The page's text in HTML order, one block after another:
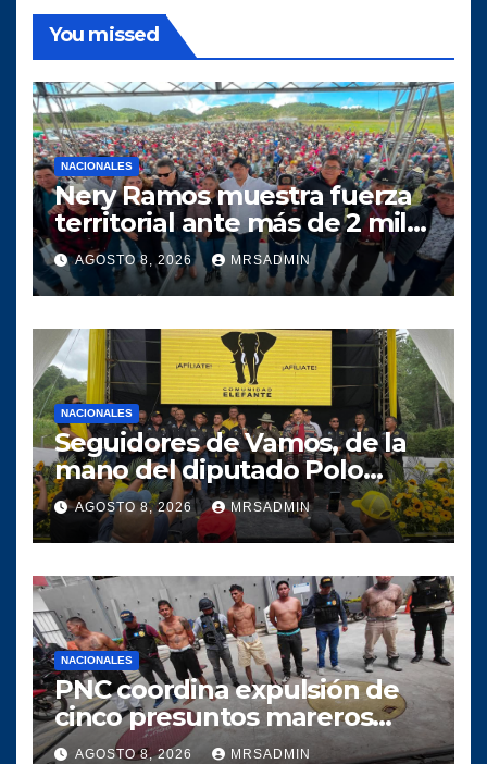
You missed
NACIONALES
Nery Ramos muestra fuerza
territorial ante más de 2 mil
personas en Huehuetenango
AGOSTO 8, 2026 MRSADMIN
NACIONALES
Seguidores de Vamos, de la
mano del diputado Polo
Salazar, fortalecen a
Comunidad Elefante en Alta
Verapaz
AGOSTO 8, 2026 MRSADMIN
NACIONALES
PNC coordina expulsión de
cinco presuntos mareros
salvadoreños
AGOSTO 8, 2026 MRSADMIN